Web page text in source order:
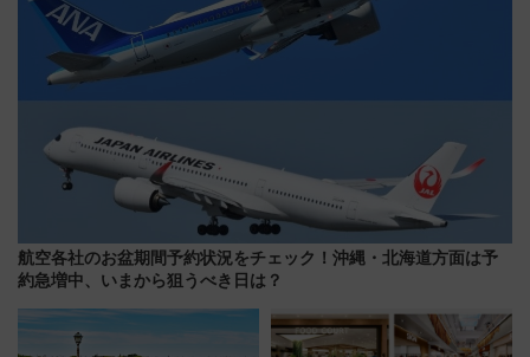
航空各社のお盆期間予約状況をチェック！沖縄・北海道方面は予
約急増中、いまから狙うべき日は？